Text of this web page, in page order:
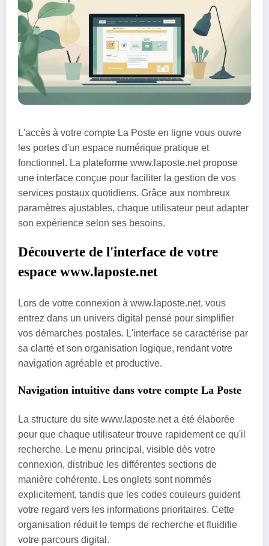
L'accès à votre compte La Poste en ligne vous ouvre
les portes d'un espace numérique pratique et
fonctionnel. La plateforme www.laposte.net propose
une interface conçue pour faciliter la gestion de vos
services postaux quotidiens. Grâce aux nombreux
paramètres ajustables, chaque utilisateur peut adapter
son expérience selon ses besoins.
Découverte de l'interface de votre
espace www.laposte.net
Lors de votre connexion à www.laposte.net, vous
entrez dans un univers digital pensé pour simplifier
vos démarches postales. L'interface se caractérise par
sa clarté et son organisation logique, rendant votre
navigation agréable et productive.
Navigation intuitive dans votre compte La Poste
La structure du site www.laposte.net a été élaborée
pour que chaque utilisateur trouve rapidement ce qu'il
recherche. Le menu principal, visible dès votre
connexion, distribue les différentes sections de
manière cohérente. Les onglets sont nommés
explicitement, tandis que les codes couleurs guident
votre regard vers les informations prioritaires. Cette
organisation réduit le temps de recherche et fluidifie
votre parcours digital.